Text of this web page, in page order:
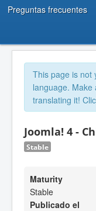
Preguntas frecuentes
This page is not
language.
translating it!
Joomla! 4 -
Stable
Maturity
Stable
Publicado el